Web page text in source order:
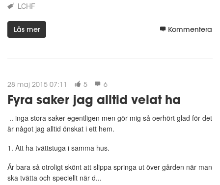
LCHF
Läs mer Kommentera
28 maj 2015 07:11 5 6
Fyra saker jag alltid velat ha
.. inga stora saker egentligen men gör mig så oerhört glad för det
är något jag alltid önskat i ett hem.
1. Att ha tvättstuga i samma hus.
Är bara så otroligt skönt att slippa springa ut över gården när man
ska tvätta och speciellt när d...